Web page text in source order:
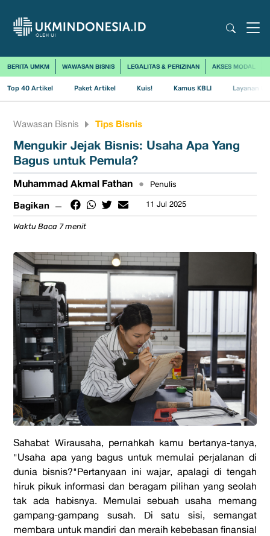
BERITA UMKM WAWASAN BISNIS LEGALITAS & PERIZINAN AKSES MODAL
Top 40 Artikel Paket Artikel Kuis! Kamus KBLI Layanan
Wawasan Bisnis Tips Bisnis
Mengukir Jejak Bisnis: Usaha Apa Yang
Bagus untuk Pemula?
Muhammad Akmal Fathan • Penulis
Bagikan 11 Jul 2025
Waktu Baca 7 menit
Sahabat Wirausaha, pernahkah kamu bertanya-tanya,
"Usaha apa yang bagus untuk memulai perjalanan di
dunia bisnis?"Pertanyaan ini wajar, apalagi di tengah
hiruk pikuk informasi dan beragam pilihan yang seolah
tak ada habisnya. Memulai sebuah usaha memang
gampang-gampang susah. Di satu sisi, semangat
membara untuk mandiri dan meraih kebebasan finansial